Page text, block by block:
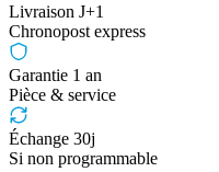
Livraison J+1
Chronopost express
Garantie 1 an
Pièce & service
Échange 30j
Si non programmable